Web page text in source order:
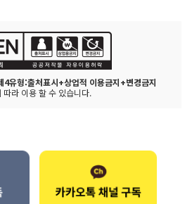
4유형:출처표시+상업적 이용금지+변경금지
따라 이용 할 수 있습니다.